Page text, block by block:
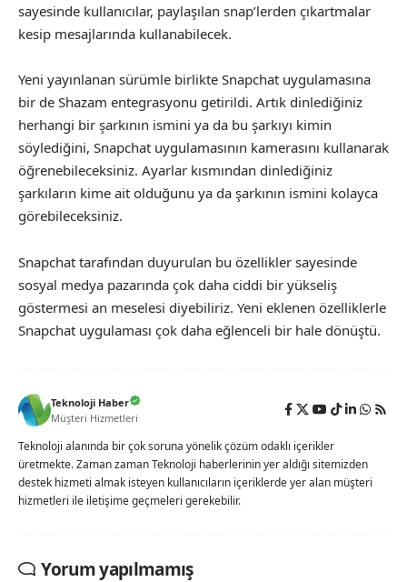
sayesinde kullanıcılar, paylaşılan snap’lerden çıkartmalar
kesip mesajlarında kullanabilecek.
Yeni yayınlanan sürümle birlikte Snapchat uygulamasına
bir de Shazam entegrasyonu getirildi. Artık dinlediğiniz
herhangi bir şarkının ismini ya da bu şarkıyı kimin
söylediğini, Snapchat uygulamasının kamerasını kullanarak
öğrenebileceksiniz. Ayarlar kısmından dinlediğiniz
şarkıların kime ait olduğunu ya da şarkının ismini kolayca
görebileceksiniz.
Snapchat tarafından duyurulan bu özellikler sayesinde
sosyal medya pazarında çok daha ciddi bir yükseliş
göstermesi an meselesi diyebiliriz. Yeni eklenen özelliklerle
Snapchat uygulaması çok daha eğlenceli bir hale dönüştü.
Teknoloji Haber
Müşteri Hizmetleri
Teknoloji alanında bir çok soruna yönelik çözüm odaklı içerikler
üretmekte. Zaman zaman Teknoloji haberlerinin yer aldığı sitemizden
destek hizmeti almak isteyen kullanıcıların içeriklerde yer alan müşteri
hizmetleri ile iletişime geçmeleri gerekebilir.
Yorum yapılmamış